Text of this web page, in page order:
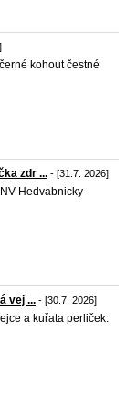
kohout čestné
zdr ... - [31.7. 2026]
Hedvabnicky
vej ... - [30.7. 2026]
a kuřata perliček.